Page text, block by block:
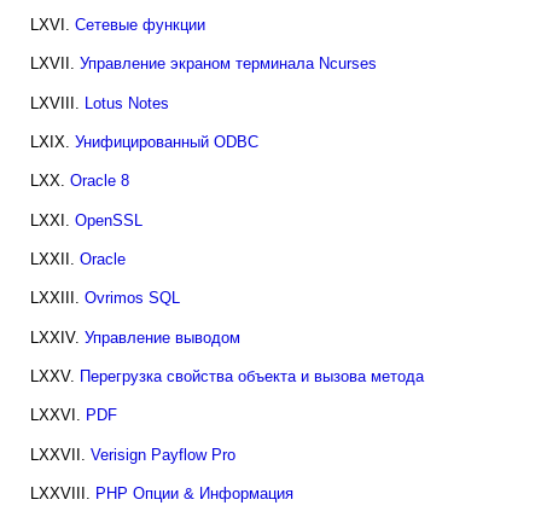
LXVI. Сетевые функции
LXVII. Управление экраном терминала Ncurses
LXVIII. Lotus Notes
LXIX. Унифицированный ODBC
LXX. Oracle 8
LXXI. OpenSSL
LXXII. Oracle
LXXIII. Ovrimos SQL
LXXIV. Управление выводом
LXXV. Перегрузка свойства объекта и вызова метода
LXXVI. PDF
LXXVII. Verisign Payflow Pro
LXXVIII. PHP Опции & Информация